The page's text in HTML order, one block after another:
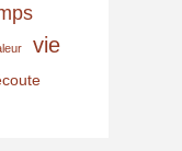
vie